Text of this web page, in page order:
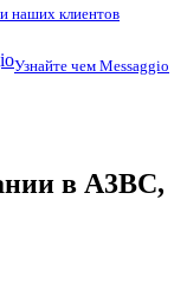
наших клиентов
Узнайте чем Messaggio
в A3BC,